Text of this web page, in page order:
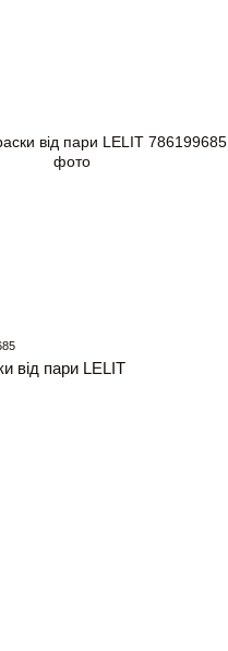
від пари LELIT